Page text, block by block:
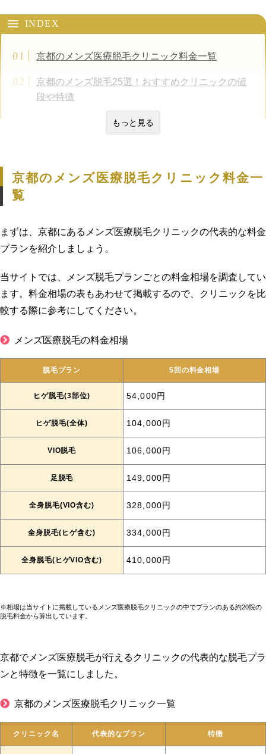
INDEX
京都のメンズ医療脱毛クリニック料金一覧
京都のメンズ脱毛25選！おすすめクリニックの値
段や特徴
もっと見る
京都のメンズ医療脱毛クリニック料金一
覧
まずは、京都にあるメンズ医療脱毛クリニックの代表的な料金
プランを紹介しましょう。
当サイトでは、メンズ脱毛プランごとの料金相場を調査してい
ます。料金相場の表もあわせて掲載するので、クリニックを比
較する際に参考にしてください。
メンズ医療脱毛の料金相場
脱毛プラン 5回の料金相場
ヒゲ脱毛(3部位) 54,000円
ヒゲ脱毛(全体) 104,000円
VIO脱毛 106,000円
足脱毛 149,000円
全身脱毛(VIO含む) 328,000円
全身脱毛(ヒゲ含む) 334,000円
全身脱毛(ヒゲVIO含む) 410,000円
※相場は当サイトに掲載しているメンズ医療脱毛クリニックの中でプランのある約20院の
脱毛料金から算出しています。
京都でメンズ医療脱毛が行えるクリニックの代表的な脱毛プラ
ンと特徴を一覧にしました。
京都のメンズ医療脱毛クリニック一覧
クリニック名 代表的なプラン 特徴